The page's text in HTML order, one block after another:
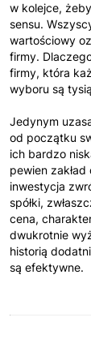
w kolejce,
sensu.
wartościowy
firmy.
firmy, która
wyboru są
Jedynym
od początku
ich bardzo
pewien zakład
inwestycja
spółki,
cena,
dwukrotnie
historią
są efektywne.